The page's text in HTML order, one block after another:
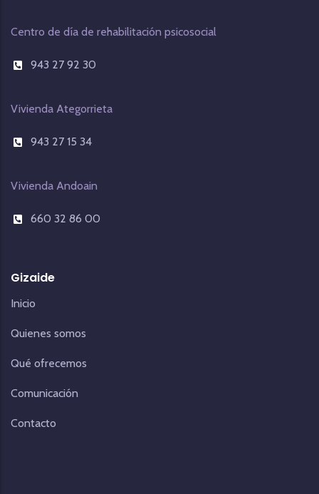
Centro de día de rehabilitación psicosocial
943 27 92 30
Vivienda Ategorrieta
943 27 15 34
Vivienda Andoain
660 32 86 00
Gizaide
Inicio
Quienes somos
Qué ofrecemos
Comunicación
Contacto